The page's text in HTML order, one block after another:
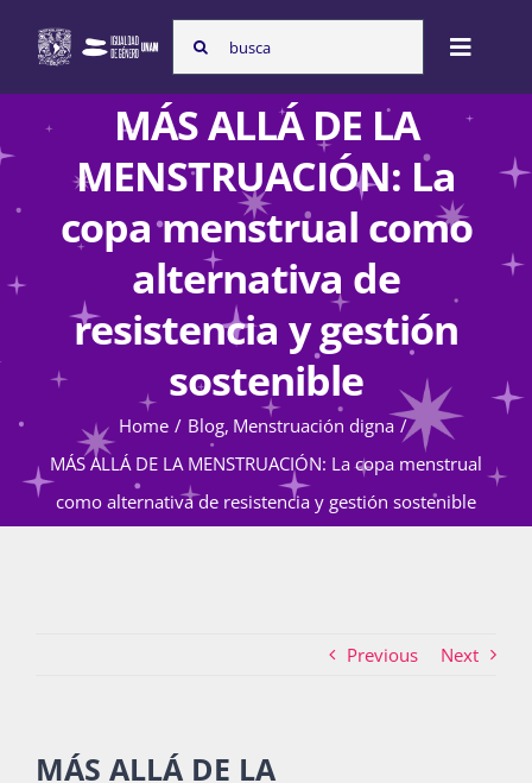
content
Search
for:
Toggle
Inicio
Nosotras
Programas
Atención de la violencia de género
Cursos
MÁS ALLÁ DE LA
MENSTRUACIÓN: La
copa menstrual como
alternativa de
resistencia y gestión
sostenible
Home Blog Menstruación digna
MÁS ALLÁ DE LA MENSTRUACIÓN: La copa menstrual
como alternativa de resistencia y gestión sostenible
Previous Next
MÁS ALLÁ DE LA